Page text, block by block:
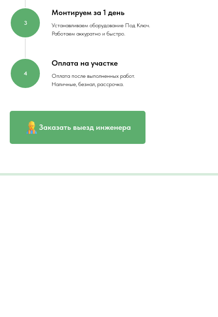
Монтируем за 1 день
Устанавливаем оборудование Под Ключ.
Работаем аккуратно и быстро.
Оплата на участке
Оплата после выполненных работ.
Наличные, безнал, рассрочка.
Заказать выезд инженера